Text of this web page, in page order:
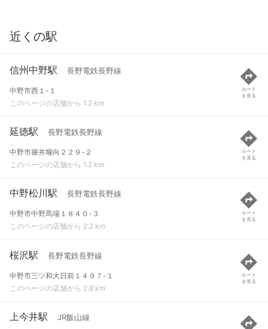
近くの駅
信州中野駅 長野電鉄長野線
中野市西１-１
このページの店舗から 1.2 km
ルート
を見る
延徳駅 長野電鉄長野線
中野市篠井堰向２２９-２
このページの店舗から 1.2 km
ルート
を見る
中野松川駅 長野電鉄長野線
中野市中野馬場１８４０-３
このページの店舗から 2.2 km
ルート
を見る
桜沢駅 長野電鉄長野線
中野市三ツ和大日前１４９７-１
このページの店舗から 2.8 km
ルート
を見る
上今井駅 JR飯山線